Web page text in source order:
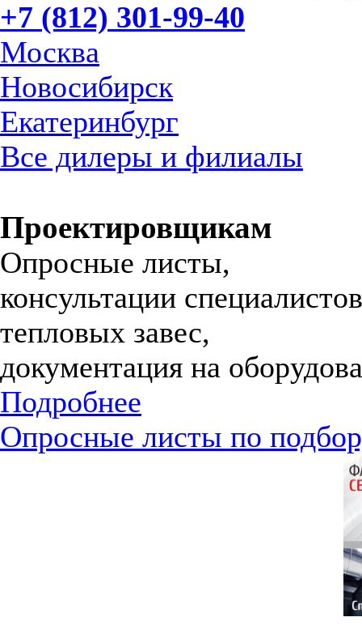
+7 (812) 301-99-40
Москва
Новосибирск
Екатеринбург
Все дилеры и филиалы
Проектировщикам
Опросные листы,
консультации
тепловых завес,
документация на
Подробнее
Опросные листы по